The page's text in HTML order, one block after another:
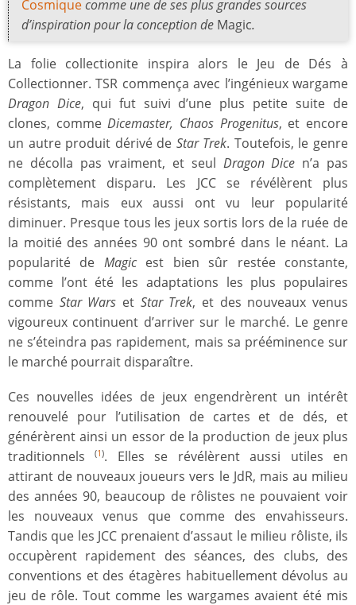
Cosmiquecomme une de ses plus grandes sources
d’inspiration pour la conception de Magic.
La folie collectionite inspira alors le Jeu de Dés à
Collectionner. TSR commença avec l’ingénieux wargame
Dragon Dice, qui fut suivi d’une plus petite suite de
clones, commeDicemaster, Chaos Progenitus, et encore
un autre produit dérivé de Star Trek. Toutefois, le genre
ne décolla pas vraiment, et seul Dragon Dice n’a pas
complètement disparu. Les JCC se révélèrent plus
résistants, mais eux aussi ont vu leur popularité
diminuer. Presque tous les jeux sortis lors de la ruée de
la moitié des années 90 ont sombré dans le néant. La
popularité de Magicest bien sûr restée constante,
comme l’ont été les adaptations les plus populaires
comme Star Wars et Star Trek, et des nouveaux venus
vigoureux continuent d’arriver sur le marché. Le genre
ne s’éteindra pas rapidement, mais sa prééminence sur
le marché pourrait disparaître.
Ces nouvelles idées de jeux engendrèrent un intérêt
renouvelé pour l’utilisation de cartes et de dés, et
générèrent ainsi un essor de la production de jeux plus
traditionnels(1). Elles se révélèrent aussi utiles en
attirant de nouveaux joueurs vers le JdR, mais au milieu
des années 90, beaucoup de rôlistes ne pouvaient voir
les nouveaux venus que comme des envahisseurs.
Tandis que les JCC prenaient d’assaut le milieu rôliste, ils
occupèrent rapidement des séances, des clubs, des
conventions et des étagères habituellement dévolus au
jeu de rôle. Tout comme les wargames avaient été mis